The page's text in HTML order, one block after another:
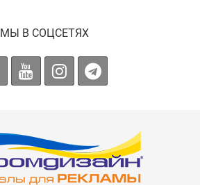
МЫ В СОЦСЕТЯХ